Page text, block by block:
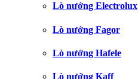
Lò nướng Electrolux
Lò nướng Fagor
Lò nướng Hafele
Lò nướng Kaff